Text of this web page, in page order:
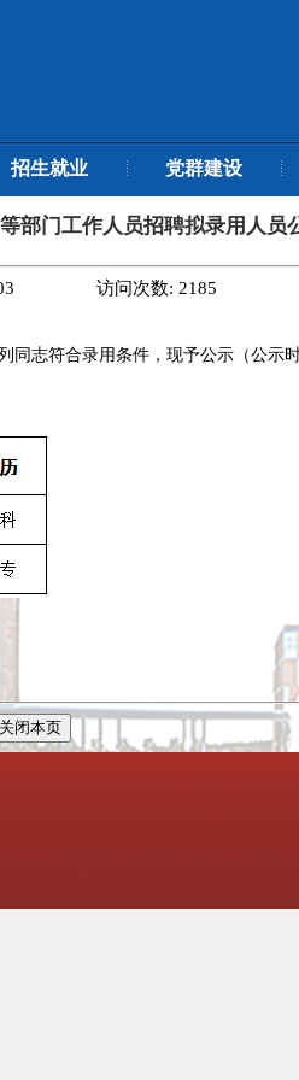
招生就业 党群建设
部门工作人员招聘拟录用人员
访问次数: 2185
志符合录用条件，现予公示（公示